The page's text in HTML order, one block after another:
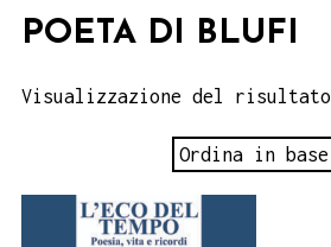
POETA DI BLUFI
Visualizzazione del risultato